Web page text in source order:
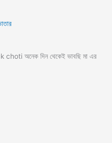
choti অনেক দিন থেকেই ভাবছি মা এর